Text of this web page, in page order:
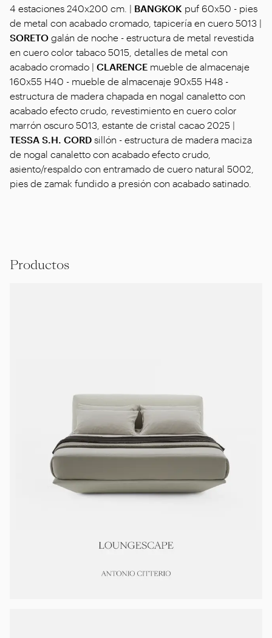
4 estaciones 240x200 cm. | BANGKOK puf 60x50 - pies
de metal con acabado cromado, tapicería en cuero 5013 |
SORETO galán de noche - estructura de metal revestida
en cuero color tabaco 5015, detalles de metal con
acabado cromado | CLARENCE mueble de almacenaje
160x55 H40 - mueble de almacenaje 90x55 H48 -
estructura de madera chapada en nogal canaletto con
acabado efecto crudo, revestimiento en cuero color
marrón oscuro 5013, estante de cristal cacao 2025 |
TESSA S.H. CORD sillón - estructura de madera maciza
de nogal canaletto con acabado efecto crudo,
asiento/respaldo con entramado de cuero natural 5002,
pies de zamak fundido a presión con acabado satinado.
Productos